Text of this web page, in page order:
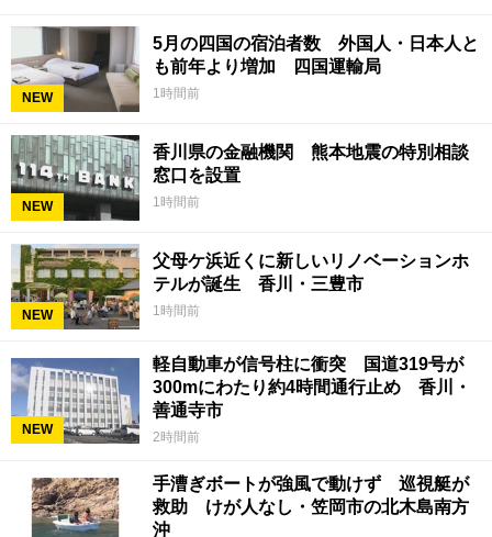
NEW
5月の四国の宿泊者数 外国人・日本人と
も前年より増加 四国運輸局
1時間前
NEW
香川県の金融機関 熊本地震の特別相談
窓口を設置
1時間前
NEW
父母ケ浜近くに新しいリノベーションホ
テルが誕生 香川・三豊市
1時間前
NEW
軽自動車が信号柱に衝突 国道319号が
300mにわたり約4時間通行止め 香川・
善通寺市
2時間前
手漕ぎボートが強風で動けず 巡視艇が
救助 けが人なし・笠岡市の北木島南方
沖